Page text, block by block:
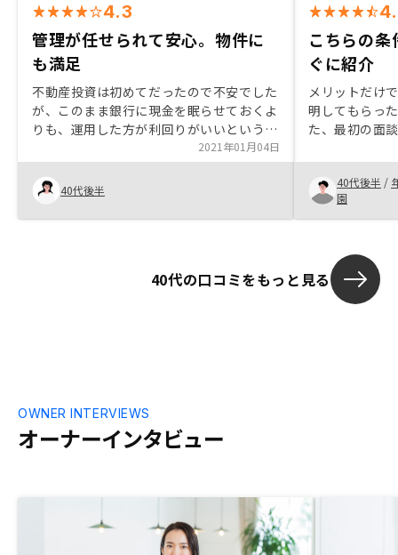
4.3
管理が任せられて安心。物件に
も満足
不動産投資は初めてだったので不安でした
が、このまま銀行に現金を眠らせておくよ
りも、運用した方が利回りがいいというこ
とで、購入に至りました。 RENOSYさんが
紹介してくださった数ある物件の中から、
私も住んでみたいという基準で選び、大変
満足しております。管理に関しても、管理
会社にお任せできる点も安心しておりま
していただきました。また、疑問に思うこ
た。
2021年01月04日
40代後半
こちらの
ぐに紹介
メリットだけ
明してもらっ
た、最初の面
れの特徴を丁
材料をいただ
料金がもう少
40代後半 /
園
40代の口コミをもっと見る
オーナーインタビュー
OWNER INTERVIEWS